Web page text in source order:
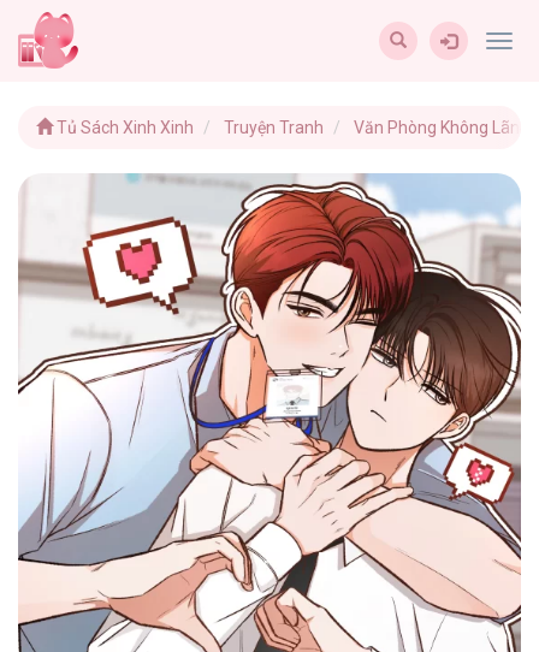
Tủ Sách Xinh Xinh Truyện Tranh Văn Phòng Không Lãng